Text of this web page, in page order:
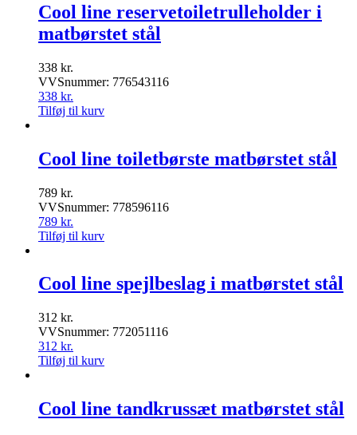
Cool line reservetoiletrulleholder i
matbørstet stål
338 kr.
VVSnummer: 776543116
338 kr.
Tilføj til kurv
Cool line toiletbørste matbørstet stål
789 kr.
VVSnummer: 778596116
789 kr.
Tilføj til kurv
Cool line spejlbeslag i matbørstet stål
312 kr.
VVSnummer: 772051116
312 kr.
Tilføj til kurv
Cool line tandkrussæt matbørstet stål